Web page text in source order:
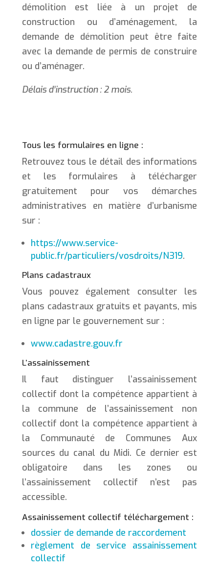
démolition est liée à un projet de
construction ou d’aménagement, la
demande de démolition peut être faite
avec la demande de permis de construire
ou d’aménager.
Délais d’instruction : 2 mois.
Tous les formulaires en ligne :
Retrouvez tous le détail des informations
et les formulaires à télécharger
gratuitement pour vos démarches
administratives en matière d’urbanisme
sur :
https://www.service-
public.fr/particuliers/vosdroits/N319.
Plans cadastraux
Vous pouvez également consulter les
plans cadastraux gratuits et payants, mis
en ligne par le gouvernement sur :
www.cadastre.gouv.fr
L’assainissement
Il faut distinguer l’assainissement
collectif dont la compétence appartient à
la commune de l’assainissement non
collectif dont la compétence appartient à
la Communauté de Communes Aux
sources du canal du Midi. Ce dernier est
obligatoire dans les zones ou
l’assainissement collectif n’est pas
accessible.
Assainissement collectif téléchargement :
dossier de demande de raccordement
règlement de service assainissement
collectif